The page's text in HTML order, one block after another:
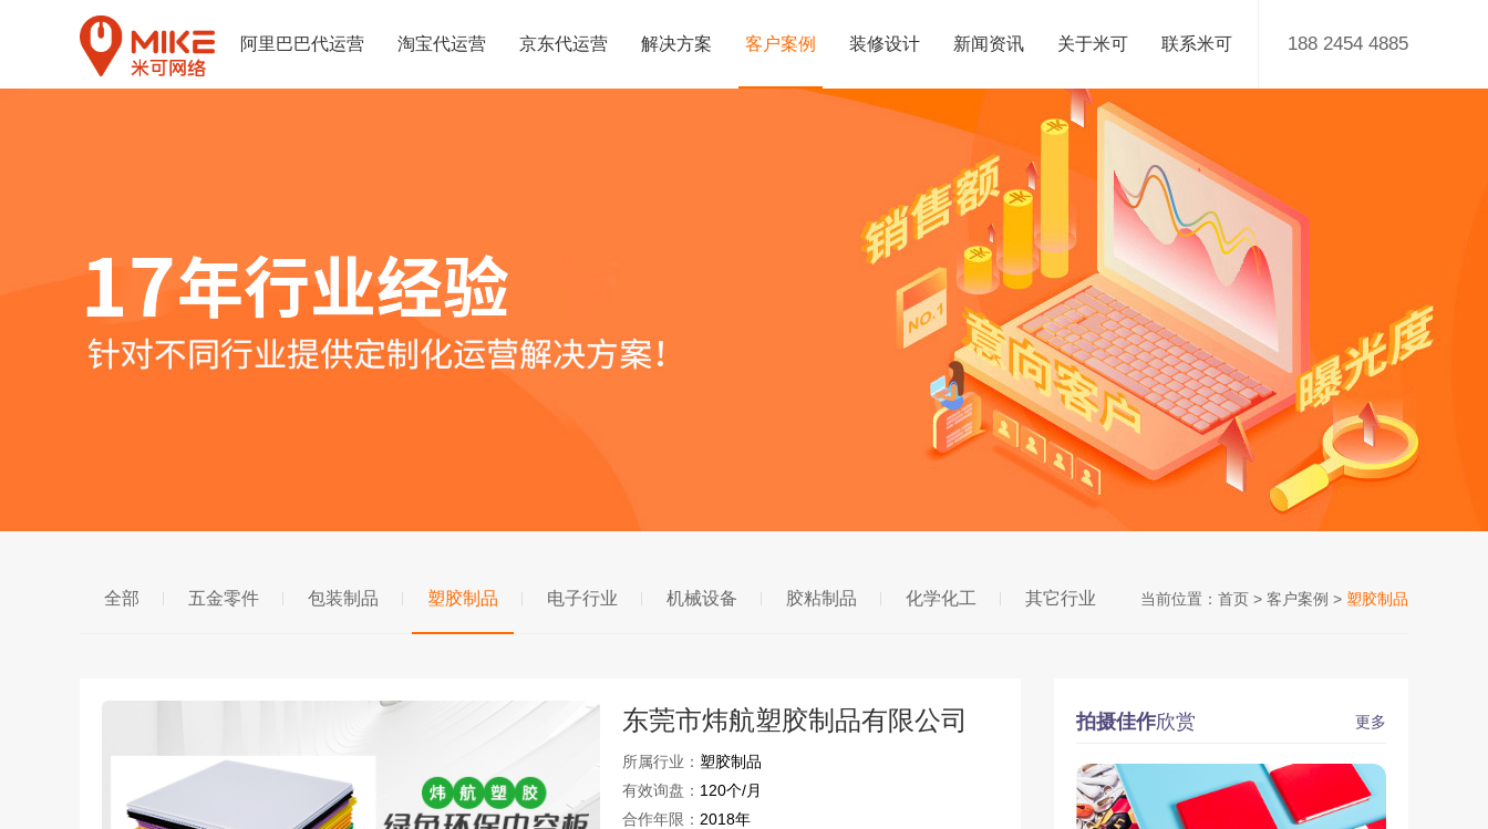
188 2454 4885
阿里巴巴代运营 淘宝代运营 京东代运营 解决方案 客户案例 装修设计 新闻资讯 关于米可 联系米可
全部 五金零件 包装制品 塑胶制品 电子行业 机械设备 胶粘制品 化学化工 其它行业 当前位置： 首页 > 客户案例 > 塑胶制品
东莞市炜航塑胶制品有限公司
所属行业： 塑胶制品
有效询盘： 120个/月
合作年限： 2018年
更多
拍摄佳作欣赏